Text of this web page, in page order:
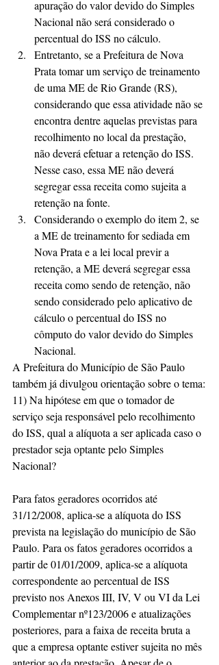
apuração do valor devido do Simples
Nacional não será considerado o
percentual do ISS no cálculo.
Entretanto, se a Prefeitura de Nova
Prata tomar um serviço de treinamento
de uma ME de Rio Grande (RS),
considerando que essa atividade não se
encontra dentre aquelas previstas para
recolhimento no local da prestação,
não deverá efetuar a retenção do ISS.
Nesse caso, essa ME não deverá
segregar essa receita como sujeita a
retenção na fonte.
Considerando o exemplo do item 2, se
a ME de treinamento for sediada em
Nova Prata e a lei local previr a
retenção, a ME deverá segregar essa
receita como sendo de retenção, não
sendo considerado pelo aplicativo de
cálculo o percentual do ISS no
cômputo do valor devido do Simples
Nacional.
A Prefeitura do Município de São Paulo
também já divulgou orientação sobre o tema:
11) Na hipótese em que o tomador de
serviço seja responsável pelo recolhimento
do ISS, qual a alíquota a ser aplicada caso o
prestador seja optante pelo Simples
Nacional?
Para fatos geradores ocorridos até
31/12/2008, aplica-se a alíquota do ISS
prevista na legislação do município de São
Paulo. Para os fatos geradores ocorridos a
partir de 01/01/2009, aplica-se a alíquota
correspondente ao percentual de ISS
previsto nos Anexos III, IV, V ou VI da Lei
Complementar nº123/2006 e atualizações
posteriores, para a faixa de receita bruta a
que a empresa optante estiver sujeita no mês